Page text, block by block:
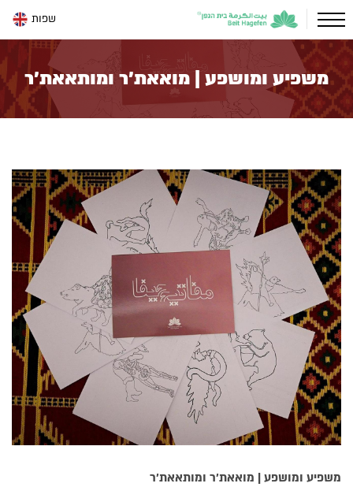
שפות
משפיע ומושפע | מואאת'ר ומותאאת'ר
משפיע ומושפע | מואאת'ר ומותאאת'ר